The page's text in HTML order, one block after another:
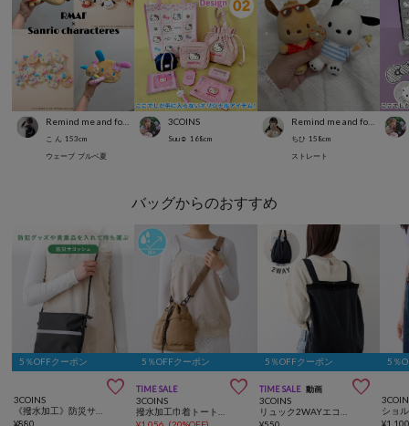
こ ん 153cm
ウェーブ ブルベ夏
3COINS
Suu☺︎ 168cm
Remind me and forever
ちひ 158cm
ストレート
バッグからのおすすめ
5％OFFクーポン

3COINS
¥880
5％OFFクーポン
TIME SALE 
3COINS
5％OFFクーポン
TIME SALE 動画 
3COINS
5％
¥